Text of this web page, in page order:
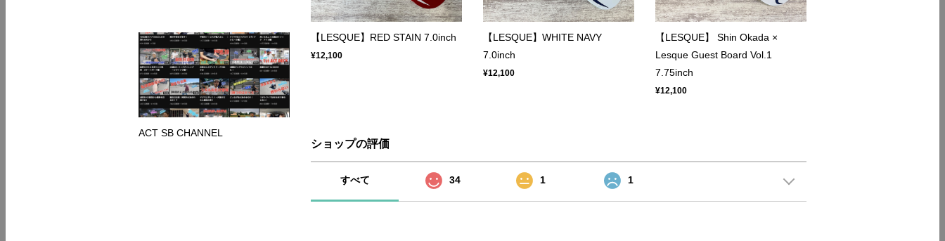
【LESQUE】RED STAIN 7.0inch
¥12,100
【LESQUE】WHITE NAVY
7.0inch
¥12,100
【LESQUE】 Shin Okada ×
Lesque Guest Board Vol.1
7.75inch
¥12,100
ショップの評価
すべて 34 1 1
ACT SB CHANNEL